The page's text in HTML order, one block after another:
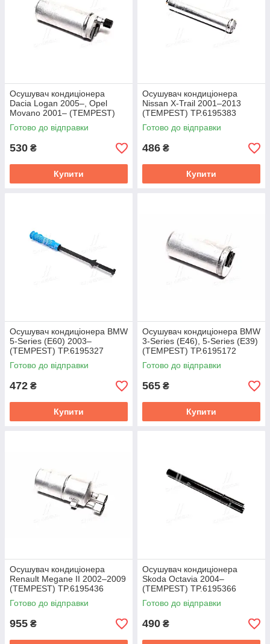
Осушувач кондиціонера
Dacia Logan 2005–, Opel
Movano 2001– (TEMPEST)
TP.6195363
Готово до відправки
530 ₴
Купити
Осушувач кондиціонера
Nissan X-Trail 2001–2013
(TEMPEST) TP.6195383
Готово до відправки
486 ₴
Купити
Осушувач кондиціонера BMW
5-Series (E60) 2003–
(TEMPEST) TP.6195327
Готово до відправки
472 ₴
Купити
Осушувач кондиціонера BMW
3-Series (E46), 5-Series (E39)
(TEMPEST) TP.6195172
Готово до відправки
565 ₴
Купити
Осушувач кондиціонера
Renault Megane II 2002–2009
(TEMPEST) TP.6195436
Готово до відправки
955 ₴
Осушувач кондиціонера
Skoda Octavia 2004–
(TEMPEST) TP.6195366
Готово до відправки
490 ₴